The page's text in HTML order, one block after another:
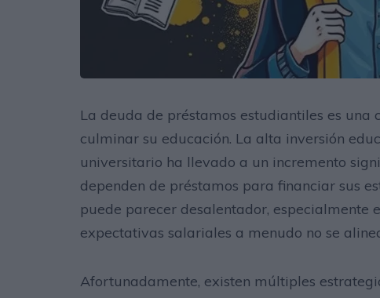
La deuda de préstamos estudiantiles es una
culminar su educación. La alta inversión
universitario ha llevado a un incremento
dependen de préstamos para financiar sus
puede parecer desalentador, especialmente
expectativas salariales a menudo no se
Afortunadamente, existen múltiples